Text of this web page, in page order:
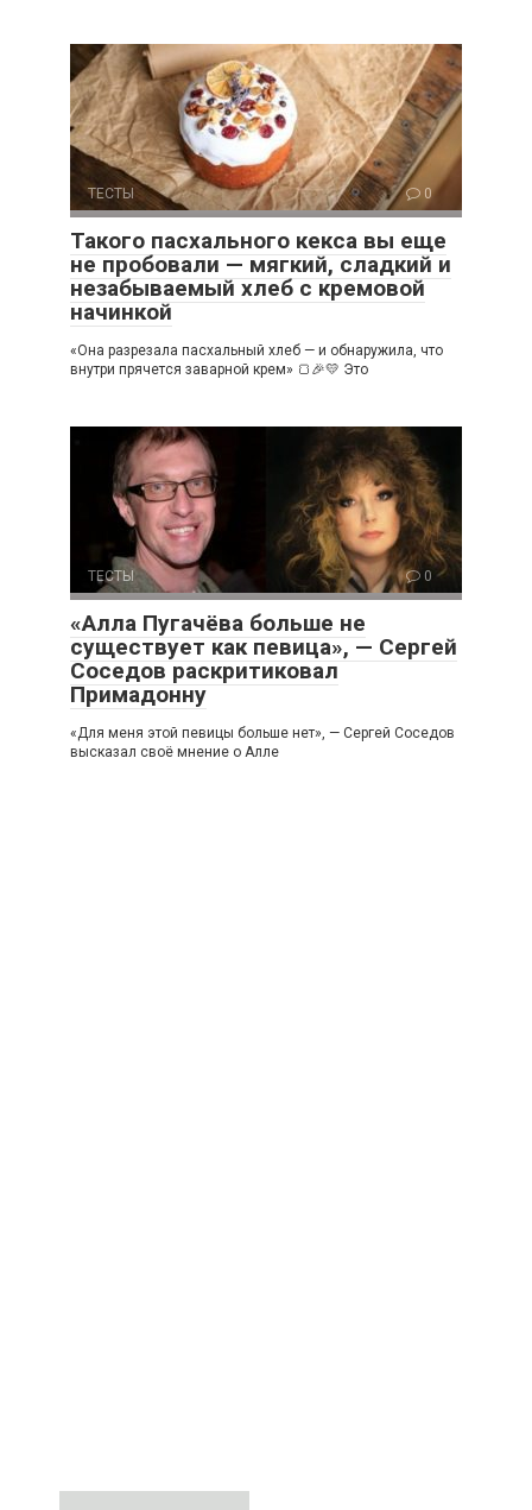
ТЕСТЫ 0
Такого пасхального кекса вы еще
не пробовали — мягкий, сладкий и
незабываемый хлеб с кремовой
начинкой
«Она разрезала пасхальный хлеб — и обнаружила, что
внутри прячется заварной крем» 🍞🎉💛 Это
ТЕСТЫ 0
«Алла Пугачёва больше не
существует как певица», — Сергей
Соседов раскритиковал
Примадонну
«Для меня этой певицы больше нет», — Сергей Соседов
высказал своё мнение о Алле